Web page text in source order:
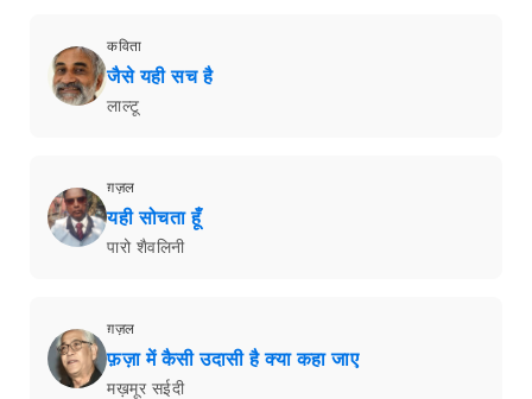
कविता
जैसे यही सच है
लाल्टू
ग़ज़ल
यही सोचता हूँ
पारो शैवलिनी
ग़ज़ल
फ़ज़ा में कैसी उदासी है क्या कहा जाए
मख़मूर सईदी